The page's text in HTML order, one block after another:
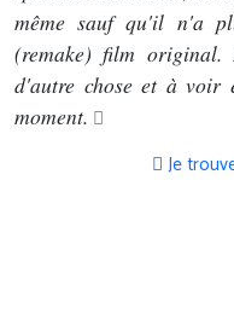
même sauf qu'il n'a
(remake) film
d'autre chose et à voir
moment.
Je